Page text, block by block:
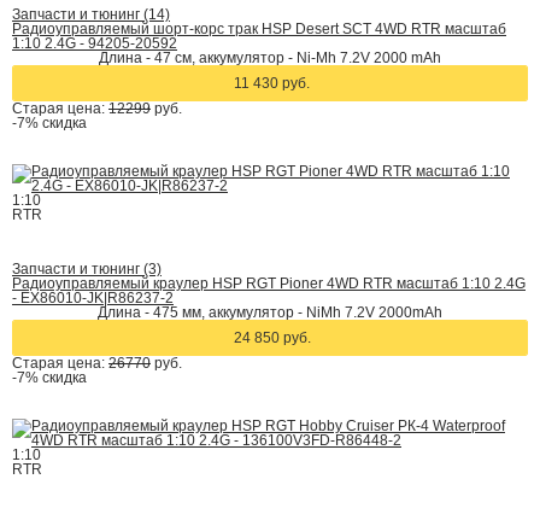
Запчасти и тюнинг (14)
Радиоуправляемый шорт-корс трак HSP Desert SCT 4WD RTR масштаб
1:10 2.4G - 94205-20592
Длина - 47 см, аккумулятор - Ni-Mh 7.2V 2000 mAh
11 430 руб.
Старая цена: 12299 руб.
-7% скидка
1:10
RTR
Запчасти и тюнинг (3)
Радиоуправляемый краулер HSP RGT Pioner 4WD RTR масштаб 1:10 2.4G
- EX86010-JK|R86237-2
Длина - 475 мм, аккумулятор - NiMh 7.2V 2000mAh
24 850 руб.
Старая цена: 26770 руб.
-7% скидка
1:10
RTR